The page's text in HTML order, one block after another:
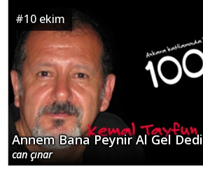
#10 ekim
Annem Bana Peynir Al Gel Dedi
can çınar